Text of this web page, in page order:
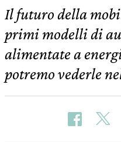
Il futuro della
primi modelli di
alimentate a
potremo vederle